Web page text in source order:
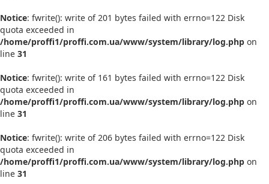
Notice: fwrite(): write of 201 bytes failed with errno=122 Disk
quota exceeded in
/home/proffi1/proffi.com.ua/www/system/library/log.php on
line 31
Notice: fwrite(): write of 161 bytes failed with errno=122 Disk
quota exceeded in
/home/proffi1/proffi.com.ua/www/system/library/log.php on
line 31
Notice: fwrite(): write of 206 bytes failed with errno=122 Disk
quota exceeded in
/home/proffi1/proffi.com.ua/www/system/library/log.php on
line 31